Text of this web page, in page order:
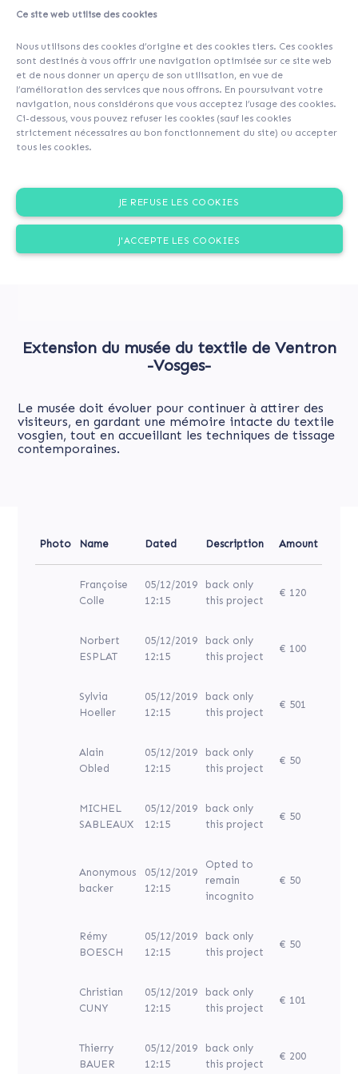
Ce site web utilise des cookies
Nous utilisons des cookies d’origine et des cookies tiers. Ces cookies
sont destinés à vous offrir une navigation optimisée sur ce site web
et de nous donner un aperçu de son utilisation, en vue de
l’amélioration des services que nous offrons. En poursuivant votre
navigation, nous considérons que vous acceptez l’usage des cookies.
Ci-dessous, vous pouvez refuser les cookies (sauf les cookies
strictement nécessaires au bon fonctionnement du site) ou accepter
tous les cookies.
JE REFUSE LES COOKIES
J'ACCEPTE LES COOKIES
Extension du musée du textile de Ventron
-Vosges-
Le musée doit évoluer pour continuer à attirer des
visiteurs, en gardant une mémoire intacte du textile
vosgien, tout en accueillant les techniques de tissage
contemporaines.
Photo Name Dated Description Amount
Françoise
Colle
05/12/2019
12:15
back only
this project
€ 120
Norbert
ESPLAT
05/12/2019
12:15
back only
this project
€ 100
Sylvia
Hoeller
05/12/2019
12:15
back only
this project
€ 501
Alain
Obled
05/12/2019
12:15
back only
this project
€ 50
MICHEL
SABLEAUX
05/12/2019
12:15
back only
this project
€ 50
Anonymous
backer
05/12/2019
12:15
Opted to
remain
incognito
€ 50
Rémy
BOESCH
05/12/2019
12:15
back only
this project
€ 50
Christian
CUNY
05/12/2019
12:15
back only
this project
€ 101
Thierry
BAUER
05/12/2019
12:15
back only
this project
€ 200